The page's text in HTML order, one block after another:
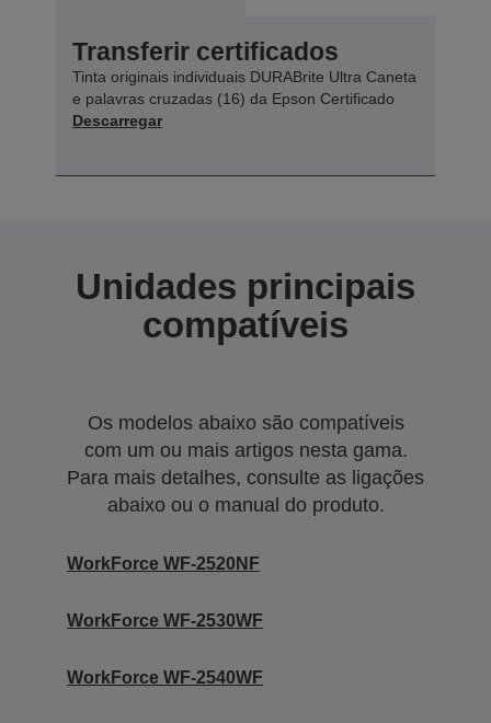
Transferir certificados
Tinta originais individuais DURABrite Ultra Caneta
e palavras cruzadas (16) da Epson Certificado
Descarregar
Unidades principais
compatíveis
Os modelos abaixo são compatíveis
com um ou mais artigos nesta gama.
Para mais detalhes, consulte as ligações
abaixo ou o manual do produto.
WorkForce WF-2520NF
WorkForce WF-2530WF
WorkForce WF-2540WF